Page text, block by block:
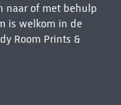
naar of met behulp
is welkom in de
Room Prints &